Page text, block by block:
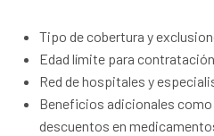
Tipo de cobertura y
Edad límite para
Red de hospitales y
Beneficios adicionales
descuentos en